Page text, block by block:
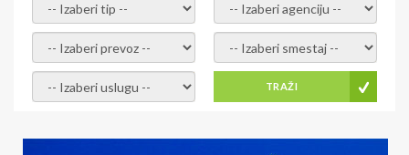
- izaberi tip - - izaberi agenciju -
- izaberi prevoz - - Izaberite smestaj -
- Izaberite uslugu - TRAŽI